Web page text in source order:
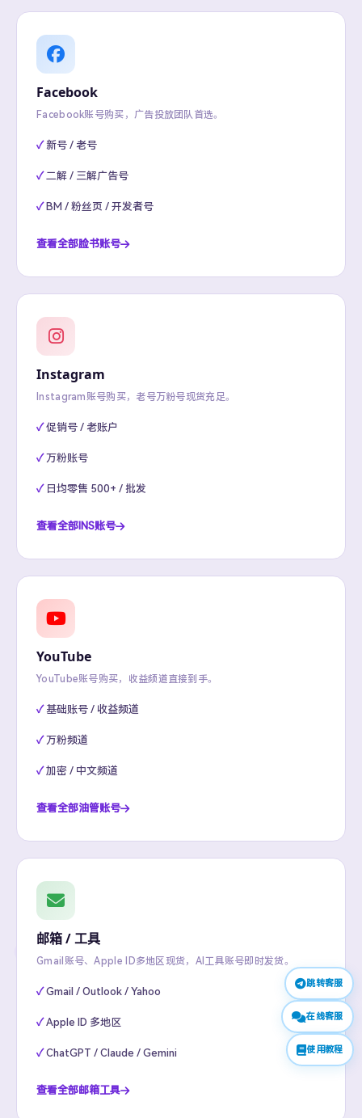
Facebook
Facebook账号购买，广告投放团队首选。
新号 / 老号
二解 / 三解广告号
BM / 粉丝页 / 开发者号
查看全部脸书账号
Instagram
Instagram账号购买，老号万粉号现货充足。
促销号 / 老账户
万粉账号
日均零售 500+ / 批发
查看全部INS账号
YouTube
YouTube账号购买，收益频道直接到手。
基础账号 / 收益频道
万粉频道
加密 / 中文频道
查看全部油管账号
邮箱 / 工具
Gmail账号、Apple ID多地区现货，AI工具账号即时发货。
Gmail / Outlook / Yahoo
Apple ID 多地区
ChatGPT / Claude / Gemini
查看全部邮箱工具
跳转客服
在线客服
使用教程